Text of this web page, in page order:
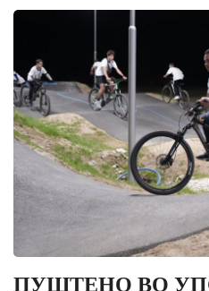
ПУШТЕНО ВО